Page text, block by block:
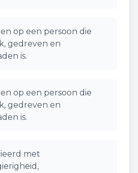
op een persoon die
gedreven en
is.
op een persoon die
gedreven en
is.
met